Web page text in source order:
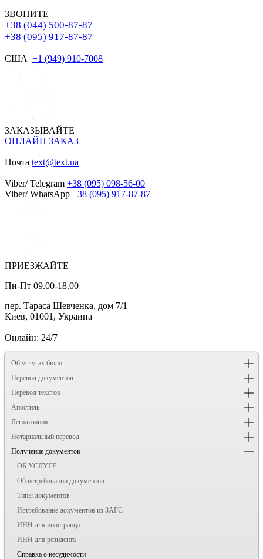
ЗВОНИТЕ
+38 (044) 500-87-87
+38 (095) 917-87-87
США +1 (949) 910-7008
ЗАКАЗЫВАЙТЕ
ОНЛАЙН ЗАКАЗ
Почта text@text.ua
Viber/ Telegram +38 (095) 098-56-00
Viber/ WhatsApp +38 (095) 917-87-87
ПРИЕЗЖАЙТЕ
Пн-Пт 09.00-18.00
пер. Тараса Шевченка, дом 7/1
Киев, 01001, Украина
Онлайн: 24/7
Об услугах бюро
Перевод документов
Перевод текстов
Апостиль
Легализация
Нотариальный перевод
Получение документов
ОБ УСЛУГЕ
Об истребовании документов
Типы документов
Истребование документов из ЗАГС
ИНН для иностранца
ИНН для резидента
Справка о несудимости